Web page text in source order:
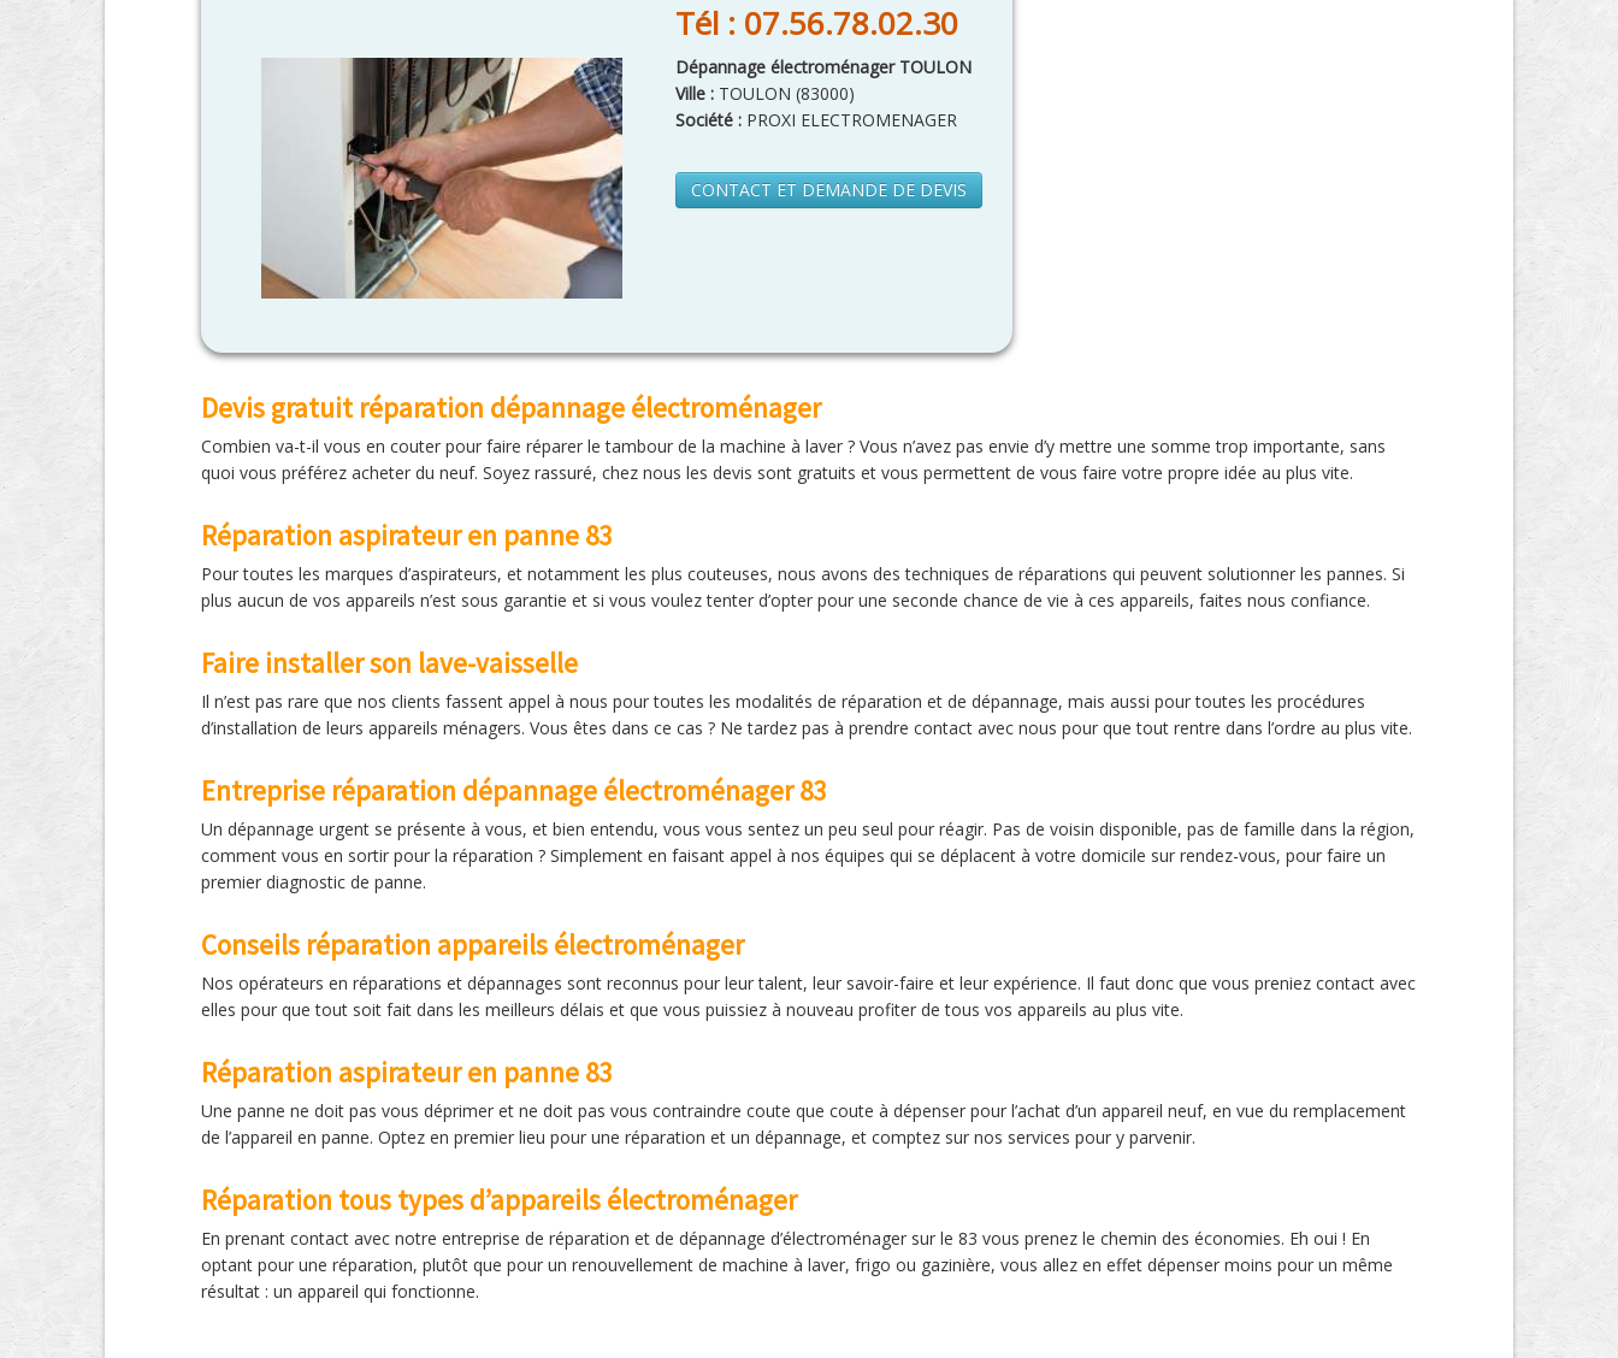
Tél : 07.56.78.02.30
Dépannage électroménager TOULON
Ville : TOULON (83000)
Société : PROXI ELECTROMENAGER
CONTACT ET DEMANDE DE DEVIS
Devis gratuit réparation dépannage électroménager
Combien va-t-il vous en couter pour faire réparer le tambour de la machine à laver ? Vous n’avez pas envie d’y mettre une somme trop importante, sans
quoi vous préférez acheter du neuf. Soyez rassuré, chez nous les devis sont gratuits et vous permettent de vous faire votre propre idée au plus vite.
Réparation aspirateur en panne 83
Pour toutes les marques d’aspirateurs, et notamment les plus couteuses, nous avons des techniques de réparations qui peuvent solutionner les pannes. Si
plus aucun de vos appareils n’est sous garantie et si vous voulez tenter d’opter pour une seconde chance de vie à ces appareils, faites nous confiance.
Faire installer son lave-vaisselle
Il n’est pas rare que nos clients fassent appel à nous pour toutes les modalités de réparation et de dépannage, mais aussi pour toutes les procédures
d’installation de leurs appareils ménagers. Vous êtes dans ce cas ? Ne tardez pas à prendre contact avec nous pour que tout rentre dans l’ordre au plus vite.
Entreprise réparation dépannage électroménager 83
Un dépannage urgent se présente à vous, et bien entendu, vous vous sentez un peu seul pour réagir. Pas de voisin disponible, pas de famille dans la région,
comment vous en sortir pour la réparation ? Simplement en faisant appel à nos équipes qui se déplacent à votre domicile sur rendez-vous, pour faire un
premier diagnostic de panne.
Conseils réparation appareils électroménager
Nos opérateurs en réparations et dépannages sont reconnus pour leur talent, leur savoir-faire et leur expérience. Il faut donc que vous preniez contact avec
elles pour que tout soit fait dans les meilleurs délais et que vous puissiez à nouveau profiter de tous vos appareils au plus vite.
Réparation aspirateur en panne 83
Une panne ne doit pas vous déprimer et ne doit pas vous contraindre coute que coute à dépenser pour l’achat d’un appareil neuf, en vue du remplacement
de l’appareil en panne. Optez en premier lieu pour une réparation et un dépannage, et comptez sur nos services pour y parvenir.
Réparation tous types d’appareils électroménager
En prenant contact avec notre entreprise de réparation et de dépannage d’électroménager sur le 83 vous prenez le chemin des économies. Eh oui ! En
optant pour une réparation, plutôt que pour un renouvellement de machine à laver, frigo ou gazinière, vous allez en effet dépenser moins pour un même
résultat : un appareil qui fonctionne.